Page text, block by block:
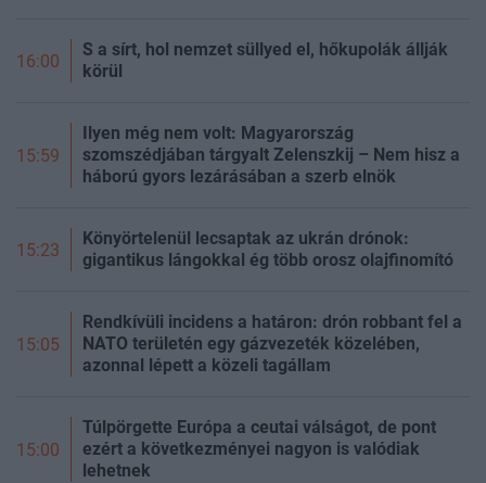
16:00
S a sírt, hol nemzet süllyed el, hőkupolák állják
körül
15:59
Ilyen még nem volt: Magyarország
szomszédjában tárgyalt Zelenszkij – Nem hisz a
háború gyors lezárásában a szerb elnök
15:23
Könyörtelenül lecsaptak az ukrán drónok:
gigantikus lángokkal ég több orosz olajfinomító
15:05
Rendkívüli incidens a határon: drón robbant fel a
NATO területén egy gázvezeték közelében,
azonnal lépett a közeli tagállam
15:00
Túlpörgette Európa a ceutai válságot, de pont
ezért a következményei nagyon is valódiak
lehetnek